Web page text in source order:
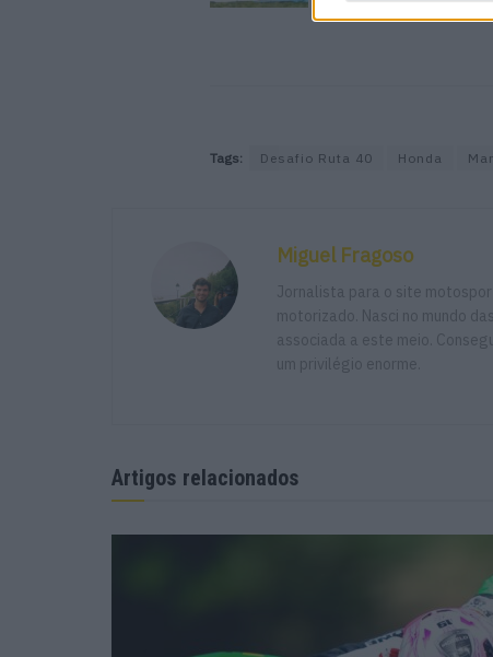
Tags: Desafio Ruta 40 Honda
Miguel Fragoso
Jornalista para o site
motorizado. Nasci no mundo
associada a este meio.
um privilégio enorme.
Artigos relacionados